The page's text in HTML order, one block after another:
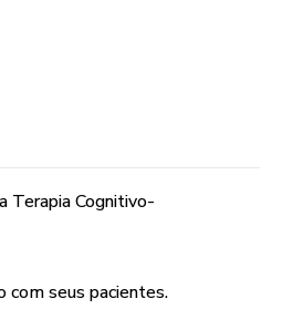
GRÁTIS):
identificar, avaliar e modificar.
Terapia Cognitivo-
com seus pacientes.